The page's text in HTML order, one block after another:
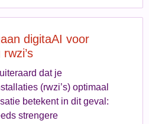
digitaAI voor
dat je
(rwzi’s) optimaal
betekent in dit geval:
strengere